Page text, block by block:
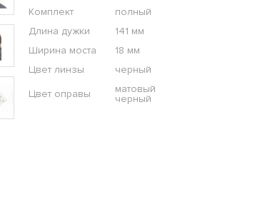
Комплект
полный
Длина дужки
141 мм
Ширина моста
18 мм
Цвет линзы
черный
Цвет оправы
матовый
черный